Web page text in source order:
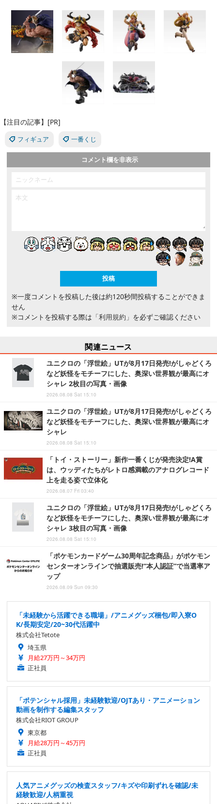
【注目の記事】[PR]
フィギュア 一番くじ
コメント欄を非表示
※一度コメントを投稿した後は約120秒間投稿することができま
せん
※コメントを投稿する際は 「利用規約」 を必ずご確認ください
関連ニュース
ユニクロの「浮世絵」UTが8月17日発売!がしゃどくろ
など妖怪をモチーフにした、奥深い世界観が最高にオ
シャレ 2枚目の写真・画像
2026.08.08 Sat 15:10
ユニクロの「浮世絵」UTが8月17日発売!がしゃどくろ
など妖怪をモチーフにした、奥深い世界観が最高にオ
シャレ
2026.08.08 Sat 15:10
「トイ・ストーリー」新作一番くじが発売決定!A賞
は、ウッディたちがレトロ感満載のアナログレコード
上を走る姿で立体化
2026.08.07 Fri 03:40
ユニクロの「浮世絵」UTが8月17日発売!がしゃどくろ
など妖怪をモチーフにした、奥深い世界観が最高にオ
シャレ 3枚目の写真・画像
2026.08.08 Sat 15:10
「ポケモンカードゲーム30周年記念商品」がポケモン
センターオンラインで抽選販売!“本人認証”で当選率ア
ップ
2026.08.09 Sun 09:30
「未経験から活躍できる職場」/アニメグッズ梱包/即入寮O
K/長期安定/20~30代活躍中
株式会社Tetote
埼玉県
月給27万円～34万円
正社員
「ポテンシャル採用」未経験歓迎/OJTあり・アニメーション
動画を制作する編集スタッフ
株式会社RIOT GROUP
東京都
月給28万円～45万円
正社員
人気アニメグッズの検査スタッフ/キズや印刷ずれを確認/未
経験歓迎/人柄重視